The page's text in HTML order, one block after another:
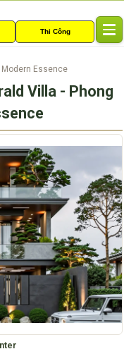
Thi Công
l
a
v
g
a
t
i
o
n
Modern Essence
Villa - Phong